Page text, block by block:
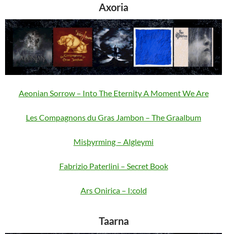
Axoria
Aeonian Sorrow – Into The Eternity A Moment We Are
Les Compagnons du Gras Jambon – The Graalbum
Misþyrming – Algleymi
Fabrizio Paterlini – Secret Book
Ars Onirica – I:cold
Taarna